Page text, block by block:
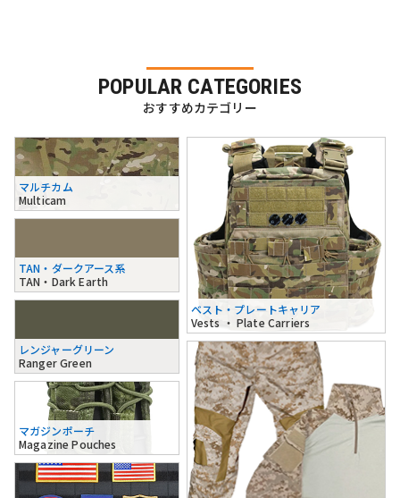
POPULAR CATEGORIES
おすすめカテゴリー
マルチカム
Multicam
TAN・ダークアース系
TAN・Dark Earth
レンジャーグリーン
Ranger Green
ベスト・プレートキャリア
Vests ・ Plate Carriers
マガジンポーチ
Magazine Pouches